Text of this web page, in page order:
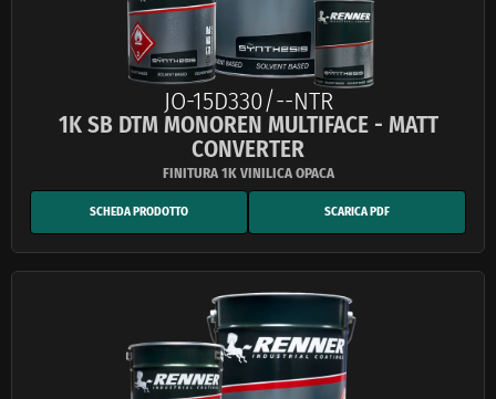
JO-15D330/--NTR
1K SB DTM MONOREN MULTIFACE - MATT
CONVERTER
SCHEDA PRODOTTO SCARICA PDF